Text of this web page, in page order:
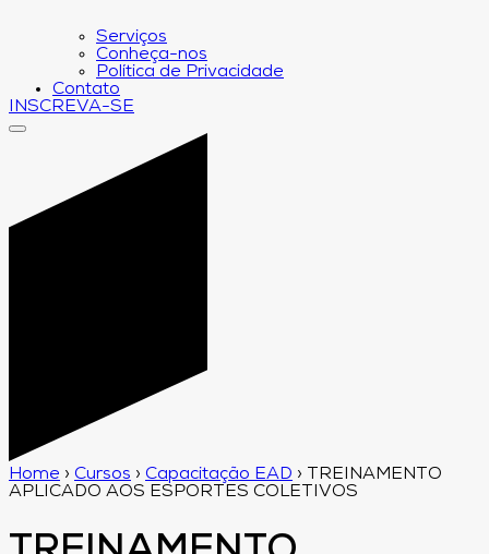
Serviços
Conheça-nos
Política de Privacidade
Contato
INSCREVA-SE
Home › Cursos › Capacitação EAD ›
TREINAMENTO
APLICADO AOS ESPORTES COLETIVOS